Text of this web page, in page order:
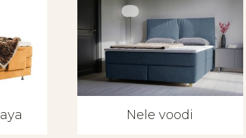
Nele voodi